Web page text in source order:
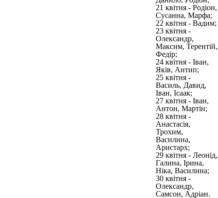
21 квітня - Родіон,
Сусанна, Марфа;
22 квітня - Вадим;
23 квітня -
Олександр,
Максим, Терентій,
Федір;
24 квітня - Іван,
Яків, Антип;
25 квітня -
Василь, Давид,
Іван, Ісаак;
27 квітня - Іван,
Антон, Мартін;
28 квітня -
Анастасія,
Трохим,
Василина,
Аристарх;
29 квітня - Леонід,
Галина, Ірина,
Ніка, Василина;
30 квітня -
Олександр,
Самсон, Адріан.